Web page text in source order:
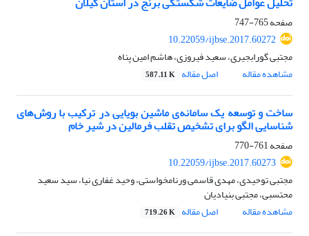
صفحه765-747
10.22059/ijbse.2017.60272
مجتبی گورابجیری، سعید فیروزی، هاشم امین پناه
مشاهده مقاله
اصل مقاله 587.11 K
ساخت و توسعه یک سامانه‌ی ماشین بویایی در ترکیب با روش‌های
شناسایی الگو برای تشخیص تقلب فرمالین در شیر خام
صفحه761-770
10.22059/ijbse.2017.60273
مجتبی توحیدی، مهدی قاسمی ورنامخواستی، وحید غفاری نیا، سید سعید
محتسبی، مجتبی بنیادیان
مشاهده مقاله
اصل مقاله 719.26 K